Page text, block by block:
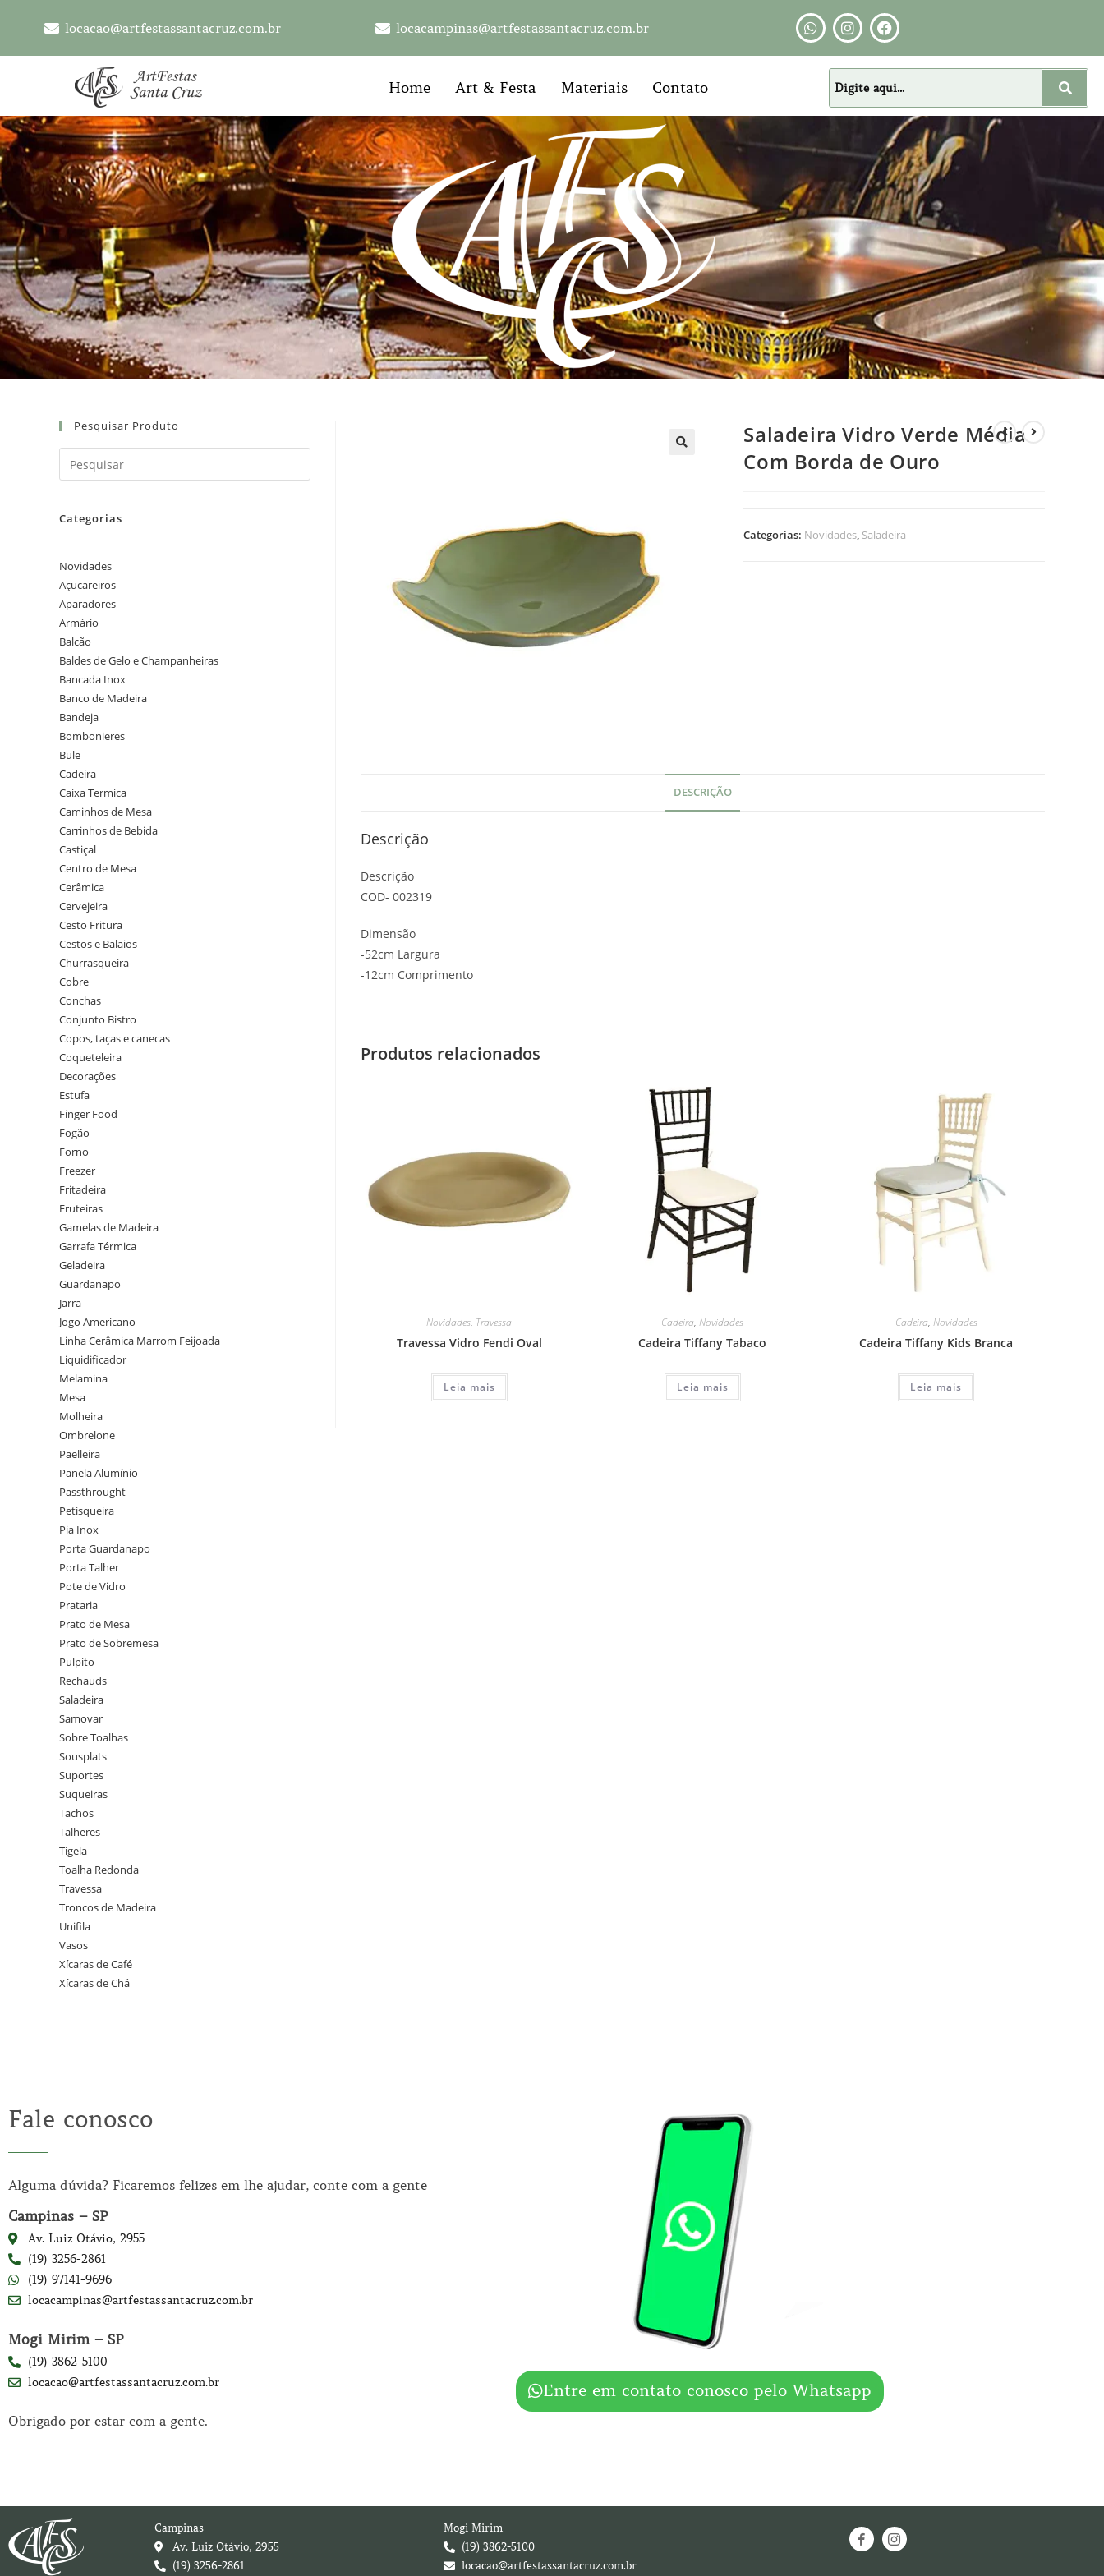
locacao@artfestassantacruz.com.br locacampinas@artfestassantacruz.com.br
Home Art & Festa Materiais Contato
Saladeira Vidro Verde Média
Com Borda de Ouro
Categorias: Novidades, Saladeira
DESCRIÇÃO
Descrição
Descrição
COD- 002319
Dimensão
-52cm Largura
-12cm Comprimento
Produtos relacionados
Novidades, Travessa
Travessa Vidro Fendi Oval
Leia mais
Cadeira,Novidades
Cadeira Tiffany Tabaco
Leia mais
Cadeira, Novidades
Cadeira Tiffany Kids Branca
Leia mais
Pesquisar Produto
Categorias
Novidades
Açucareiros
Aparadores
Armário
Balcão
Baldes de Gelo e Champanheiras
Bancada Inox
Banco de Madeira
Bandeja
Bombonieres
Bule
Cadeira
Caixa Termica
Caminhos de Mesa
Carrinhos de Bebida
Castiçal
Centro de Mesa
Cerâmica
Cervejeira
Cesto Fritura
Cestos e Balaios
Churrasqueira
Cobre
Conchas
Conjunto Bistro
Copos, taças e canecas
Coqueteleira
Decorações
Estufa
Finger Food
Fogão
Forno
Freezer
Fritadeira
Fruteiras
Gamelas de Madeira
Garrafa Térmica
Geladeira
Guardanapo
Jarra
Jogo Americano
Linha Cerâmica Marrom Feijoada
Liquidificador
Melamina
Mesa
Molheira
Ombrelone
Paelleira
Panela Alumínio
Passthrought
Petisqueira
Pia Inox
Porta Guardanapo
Porta Talher
Pote de Vidro
Prataria
Prato de Mesa
Prato de Sobremesa
Pulpito
Rechauds
Saladeira
Samovar
Sobre Toalhas
Sousplats
Suportes
Suqueiras
Tachos
Talheres
Tigela
Toalha Redonda
Travessa
Troncos de Madeira
Unifila
Vasos
Xícaras de Café
Xícaras de Chá
Fale conosco
Alguma dúvida? Ficaremos felizes em lhe ajudar, conte com a gente
Campinas – SP
Av. Luiz Otávio, 2955
(19) 3256-2861
(19) 97141-9696
locacampinas@artfestassantacruz.com.br
Mogi Mirim – SP
(19) 3862-5100
locacao@artfestassantacruz.com.br
Obrigado por estar com a gente.
Entre em contato conosco pelo Whatsapp
Campinas
Av. Luiz Otávio, 2955
(19) 3256-2861
Mogi Mirim
(19) 3862-5100
locacao@artfestassantacruz.com.br